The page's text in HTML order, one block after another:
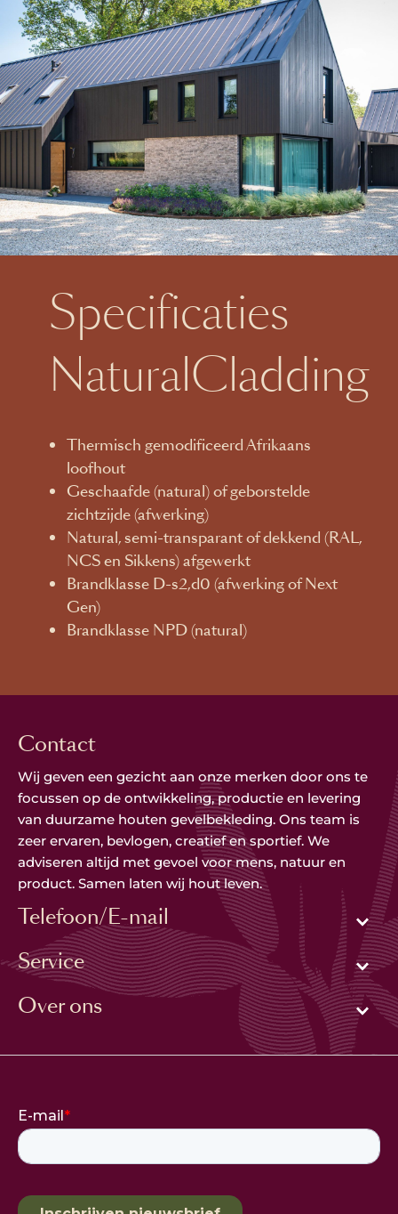
Specificaties
NaturalCladding
Thermisch gemodificeerd Afrikaans
loofhout
Geschaafde (natural) of geborstelde
zichtzijde (afwerking)
Natural, semi-transparant of dekkend (RAL,
NCS en Sikkens) afgewerkt
Brandklasse D-s2,d0 (afwerking of Next
Gen)
Brandklasse NPD (natural)
Contact
Wij geven een gezicht aan onze merken door ons te
focussen op de ontwikkeling, productie en levering
van duurzame houten gevelbekleding. Ons team is
zeer ervaren, bevlogen, creatief en sportief. We
adviseren altijd met gevoel voor mens, natuur en
product. Samen laten wij hout leven.
Telefoon/E-mail
Service
Over ons